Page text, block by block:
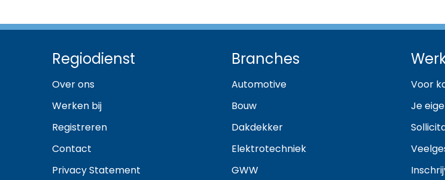
Regiodienst
Over ons
Werken bij
Registreren
Contact
Privacy Statement
Branches
Automotive
Bouw
Dakdekker
Elektrotechniek
GWW
Voor
Je